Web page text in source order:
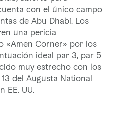
con el único campo
de Abu Dhabi. Los
una pericia
«Amen Corner» por los
ideal par 3, par 5
muy estrecho con los
del Augusta National
EE. UU.